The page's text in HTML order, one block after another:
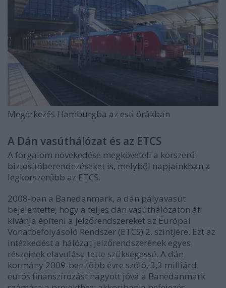
Megérkezés Hamburgba az esti órákban
A Dán vasúthálózat és az ETCS
A forgalom növekedése megköveteli a korszerű
biztosítóberendezéseket is, melyből napjainkban a
legkorszerűbb az ETCS.
2008-ban a Banedanmark, a dán pályavasút
bejelentette, hogy a teljes dán vasúthálózaton át
kívánja építeni a jelzőrendszereket az Európai
Vonatbefolyásoló Rendszer (ETCS) 2. szintjére. Ezt az
intézkedést a hálózat jelzőrendszerének egyes
részeinek elavulása tette szükségessé. A dán
kormány 2009-ben több évre szóló, 3,3 milliárd
eurós finanszírozást hagyott jóvá a Banedanmark